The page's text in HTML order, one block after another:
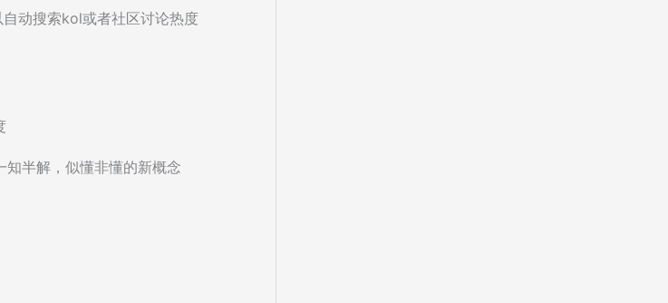
动搜索kol或者社区讨论热度
半解，似懂非懂的新概念